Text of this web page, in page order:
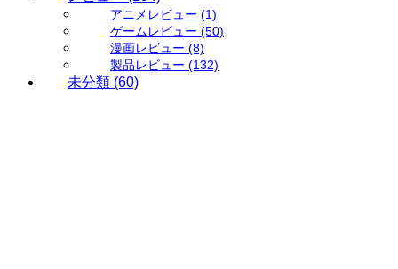
アニメレビュー (1)
ゲームレビュー (50)
漫画レビュー (8)
製品レビュー (132)
未分類 (60)